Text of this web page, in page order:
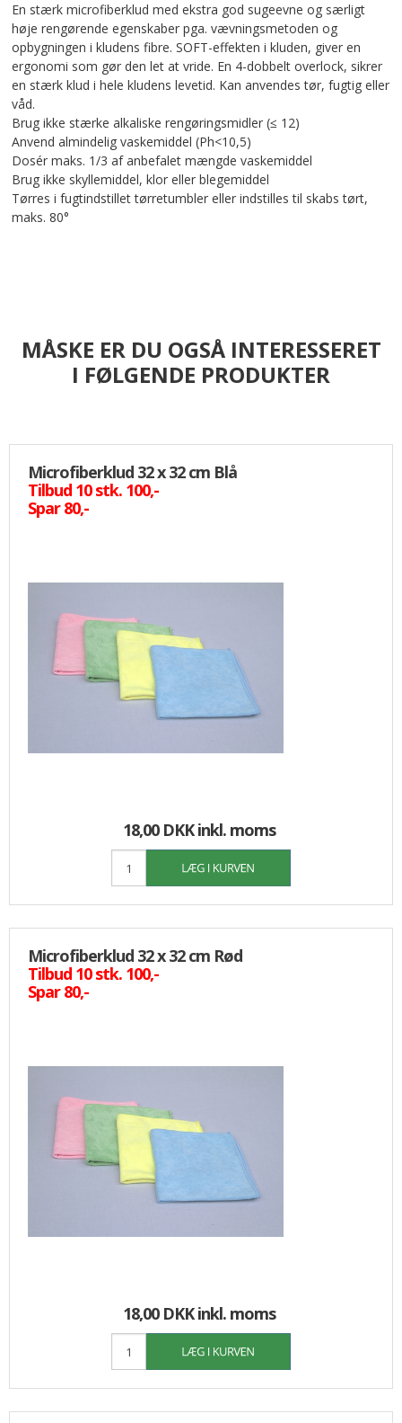
En stærk microfiberklud med ekstra god sugeevne og særligt
høje rengørende egenskaber pga. vævningsmetoden og
opbygningen i kludens fibre. SOFT-effekten i kluden, giver en
ergonomi som gør den let at vride. En 4-dobbelt overlock, sikrer
en stærk klud i hele kludens levetid. Kan anvendes tør, fugtig eller
våd.
Brug ikke stærke alkaliske rengøringsmidler (≤ 12)
Anvend almindelig vaskemiddel (Ph<10,5)
Dosér maks. 1/3 af anbefalet mængde vaskemiddel
Brug ikke skyllemiddel, klor eller blegemiddel
Tørres i fugtindstillet tørretumbler eller indstilles til skabs tørt,
maks. 80°
MÅSKE ER DU OGSÅ INTERESSERET
I FØLGENDE PRODUKTER
Microfiberklud 32 x 32 cm Blå
Tilbud 10 stk. 100,-
Spar 80,-
18,00 DKKinkl. moms
Microfiberklud 32 x 32 cm Rød
Tilbud 10 stk. 100,-
Spar 80,-
18,00 DKKinkl. moms